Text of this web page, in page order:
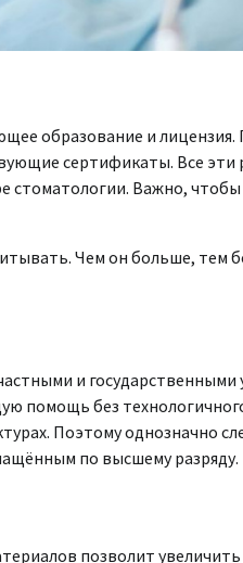
образование и
сертификаты. Все
стоматологии. Важно,
Чем он больше, тем
и государственными
помощь без
Поэтому однозначно
по высшему разряду.
позволит увеличить